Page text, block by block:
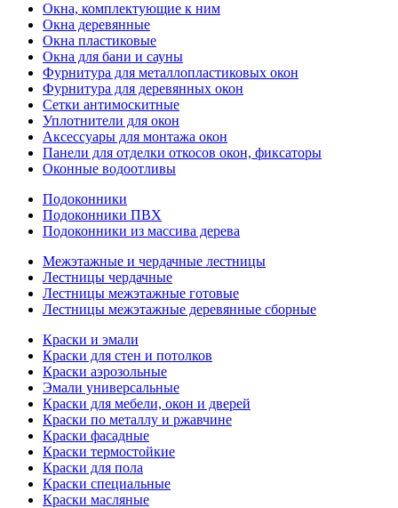
Окна, комплектующие к ним
Окна деревянные
Окна пластиковые
Окна для бани и сауны
Фурнитура для металлопластиковых окон
Фурнитура для деревянных окон
Сетки антимоскитные
Уплотнители для окон
Аксессуары для монтажа окон
Панели для отделки откосов окон, фиксаторы
Оконные водоотливы
Подоконники
Подоконники ПВХ
Подоконники из массива дерева
Межэтажные и чердачные лестницы
Лестницы чердачные
Лестницы межэтажные готовые
Лестницы межэтажные деревянные сборные
Краски и эмали
Краски для стен и потолков
Краски аэрозольные
Эмали универсальные
Краски для мебели, окон и дверей
Краски по металлу и ржавчине
Краски фасадные
Краски термостойкие
Краски для пола
Краски специальные
Краски масляные